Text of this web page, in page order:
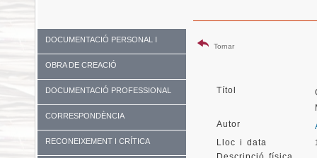
DOCUMENTACIÓ PERSONAL I
FAMILIAR
OBRA DE CREACIÓ
DOCUMENTACIÓ PROFESSIONAL
CORRESPONDÈNCIA
RECONEIXEMENT I CRÍTICA
Tornar
Títol
Autor
Lloc i data